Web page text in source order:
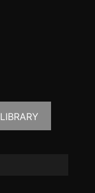
LIBRARY